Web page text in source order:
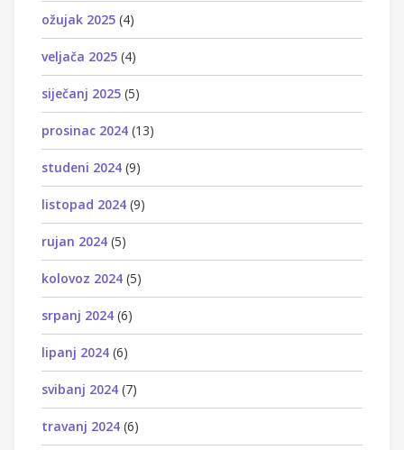
ožujak 2025 (4)
veljača 2025 (4)
siječanj 2025 (5)
prosinac 2024 (13)
studeni 2024 (9)
listopad 2024 (9)
rujan 2024 (5)
kolovoz 2024 (5)
srpanj 2024 (6)
lipanj 2024 (6)
svibanj 2024 (7)
travanj 2024 (6)